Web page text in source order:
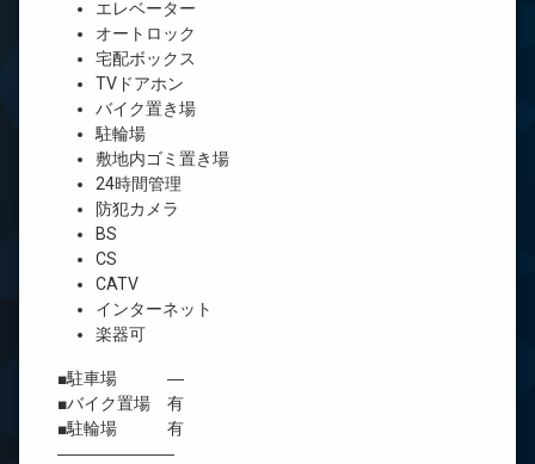
エレベーター
オートロック
宅配ボックス
TVドアホン
バイク置き場
駐輪場
敷地内ゴミ置き場
24時間管理
防犯カメラ
BS
CS
CATV
インターネット
楽器可
■駐車場 ―
■バイク置場 有
■駐輪場 有
―――――――